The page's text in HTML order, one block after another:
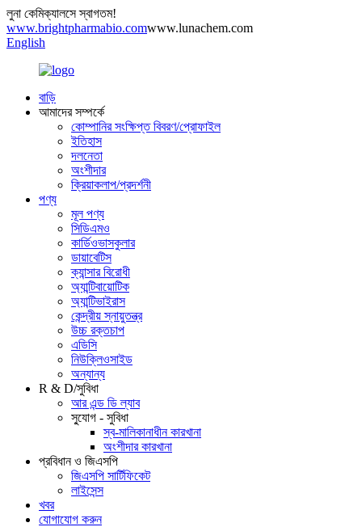
লুনা কেমিক্যালসে স্বাগতম!
www.brightpharmabio.comwww.lunachem.com
English
বাড়ি
আমাদের সম্পর্কে
কোম্পানির সংক্ষিপ্ত বিবরণ/প্রোফাইল
ইতিহাস
দলনেতা
অংশীদার
ক্রিয়াকলাপ/প্রদর্শনী
পণ্য
মূল পণ্য
সিডিএমও
কার্ডিওভাসকুলার
ডায়াবেটিস
ক্যান্সার বিরোধী
অ্যান্টিবায়োটিক
অ্যান্টিভাইরাস
কেন্দ্রীয় স্নায়ুতন্ত্র
উচ্চ রক্তচাপ
এডিসি
নিউক্লিওসাইড
অন্যান্য
R & D/সুবিধা
আর এন্ড ডি ল্যাব
সু্যোগ - সুবিধা
স্ব-মালিকানাধীন কারখানা
অংশীদার কারখানা
প্রবিধান ও জিএসপি
জিএসপি সার্টিফিকেট
লাইসেন্স
খবর
যোগাযোগ করুন